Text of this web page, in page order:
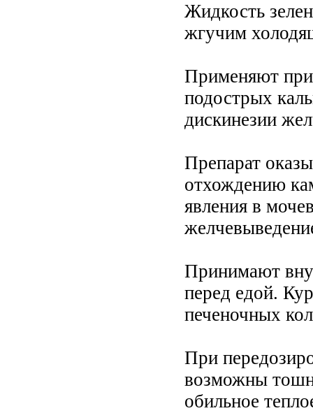
Жидкость
жгучим
Применяют
подострых
дискинезии
Препарат
отхождению
явления в
Принимают
перед едой.
печеночных
При
возможны
обильное